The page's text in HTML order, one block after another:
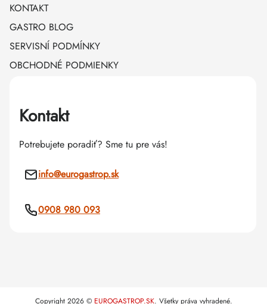
KONTAKT
GASTRO BLOG
SERVISNÍ PODMÍNKY
OBCHODNÉ PODMIENKY
Kontakt
Potrebujete poradiť? Sme tu pre vás!
info@eurogastrop.sk
0908 980 093
Copyright 2026 EUROGASTROP.SK. Všetky práva vyhradené.